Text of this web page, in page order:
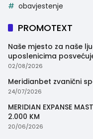
obavjestenje
PROMOTEXT
Naše mjesto za naše
uposlenicima
trenutak
02/08/2026
Meridianbet zvanični
24/07/2026
MERIDIAN EXPANSE
2.000 KM
20/06/2026